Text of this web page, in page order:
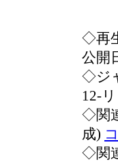
◇再
公開
◇ジ
12-
◇関
成)
◇関